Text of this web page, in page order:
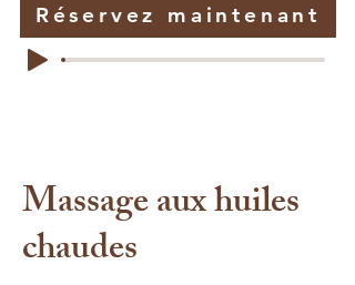
Réservez maintenant
Massage aux huiles
chaudes